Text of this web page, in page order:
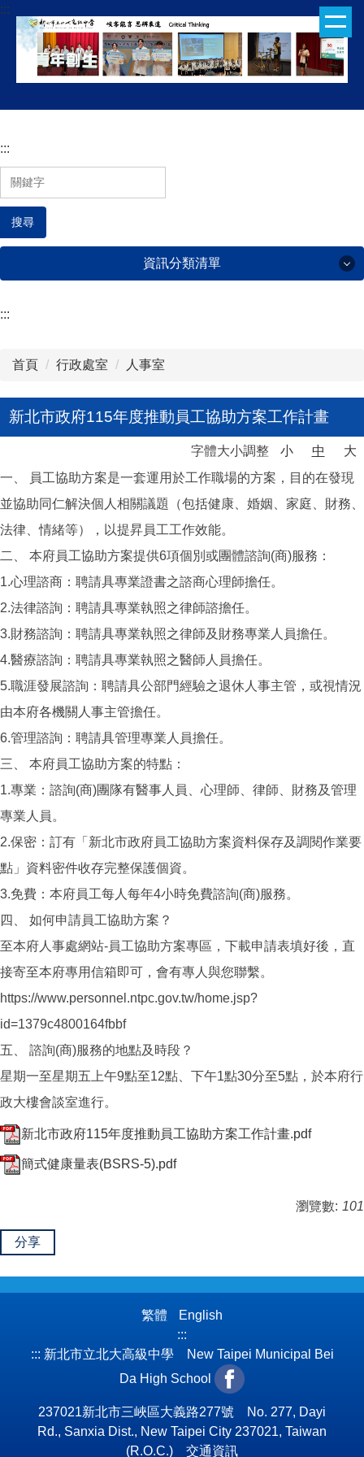
跳
到
容
:::
:::
搜尋
資訊分類清單
:::
首頁 行政處室 人事室
新北市政府115年度推動員工協助方案工作計畫
字體大小調整 小 中
大
一、 員工協助方案是一套運用於工作職場的方案，目的在發現
並協助同仁解決個人相關議題（包括健康、婚姻、家庭、財務、
法律、情緒等），以提昇員工工作效能。
二、 本府員工協助方案提供6項個別或團體諮詢(商)服務：
1.心理諮商：聘請具專業證書之諮商心理師擔任。
2.法律諮詢：聘請具專業執照之律師諮擔任。
3.財務諮詢：聘請具專業執照之律師及財務專業人員擔任。
4.醫療諮詢：聘請具專業執照之醫師人員擔任。
5.職涯發展諮詢：聘請具公部門經驗之退休人事主管，或視情況
由本府各機關人事主管擔任。
6.管理諮詢：聘請具管理專業人員擔任。
三、 本府員工協助方案的特點：
1.專業：諮詢(商)團隊有醫事人員、心理師、律師、財務及管理
專業人員。
2.保密：訂有「新北市政府員工協助方案資料保存及調閱作業要
點」資料密件收存完整保護個資。
3.免費：本府員工每人每年4小時免費諮詢(商)服務。
四、 如何申請員工協助方案？
至本府人事處網站-員工協助方案專區，下載申請表填好後，直
接寄至本府專用信箱即可，會有專人與您聯繫。
https://www.personnel.ntpc.gov.tw/home.jsp?
id=1379c4800164fbbf
五、 諮詢(商)服務的地點及時段？
星期一至星期五上午9點至12點、下午1點30分至5點，於本府行
政大樓會談室進行。
新北市政府115年度推動員工協助方案工作計畫.pdf
簡式健康量表(BSRS-5).pdf
瀏覽數: 101
分享
繁體
English
:::
::: 新北市立北大高級中學 New Taipei Municipal Bei
Da High School
237021新北市三峽區大義路277號 No. 277, Dayi
Rd., Sanxia Dist., New Taipei City 237021, Taiwan
(R.O.C.) 交通資訊